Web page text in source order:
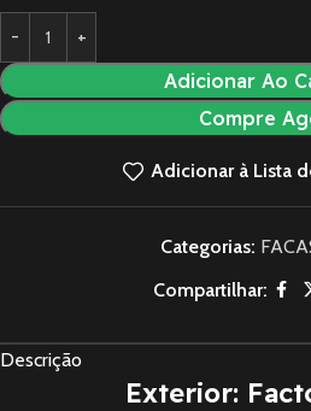
Adicionar Ao
Compre
Adicionar à Lista
Categorias:
Compartilhar:
Descrição
Exterior: